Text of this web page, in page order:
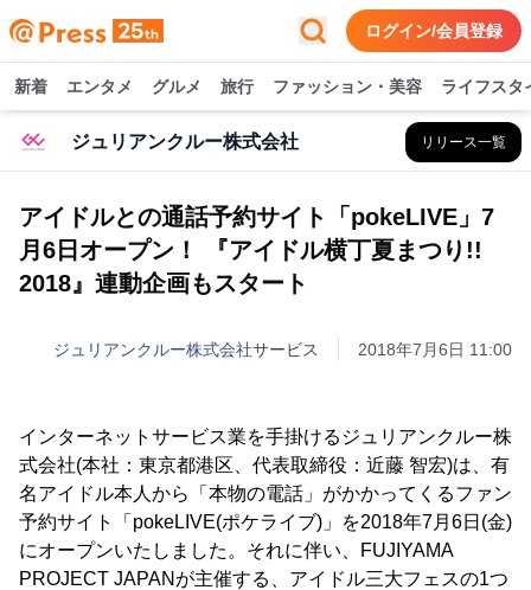
ログイン/会員登録
新着 エンタメ グルメ 旅行 ファッション・美容 ライフスタ
ジュリアンクルー株式会社 リリース一覧
アイドルとの通話予約サイト「pokeLIVE」7
月6日オープン！ 『アイドル横丁夏まつり!!
2018』連動企画もスタート
ジュリアンクルー株式会社サービス 2018年7月6日 11:00
インターネットサービス業を手掛けるジュリアンクルー株
式会社(本社：東京都港区、代表取締役：近藤 智宏)は、有
名アイドル本人から「本物の電話」がかかってくるファン
予約サイト「pokeLIVE(ポケライブ)」を2018年7月6日(金)
にオープンいたしました。それに伴い、FUJIYAMA
PROJECT JAPANが主催する、アイドル三大フェスの1つ